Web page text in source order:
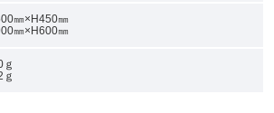
㎜×H450㎜
㎜×H600㎜